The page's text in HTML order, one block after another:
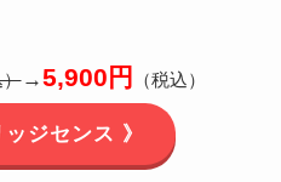
→5,900円 （税込）
ッジセンス 》